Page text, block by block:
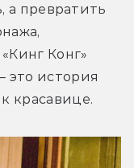
а превратить
Конг»
это история
красавице.